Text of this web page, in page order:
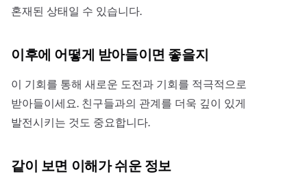
혼재된 상태일 수 있습니다.
이후에 어떻게 받아들이면 좋을지
이 기회를 통해 새로운 도전과 기회를 적극적으로
받아들이세요. 친구들과의 관계를 더욱 깊이 있게
발전시키는 것도 중요합니다.
같이 보면 이해가 쉬운 정보